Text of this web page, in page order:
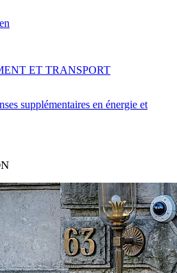
supplémentaires en énergie et
ET TRANSPORT